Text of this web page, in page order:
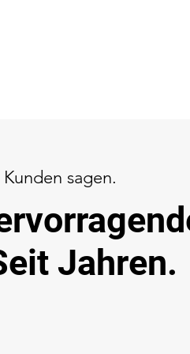
sagen.
Jahren.